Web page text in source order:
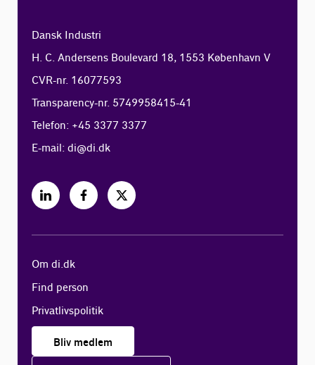
Dansk Industri
H. C. Andersens Boulevard 18, 1553 København V
CVR-nr. 16077593
Transparency-nr. 5749958415-41
Telefon: +45 3377 3377
E-mail:di@di.dk
Om di.dk
Find person
Privatlivspolitik
Bliv medlem